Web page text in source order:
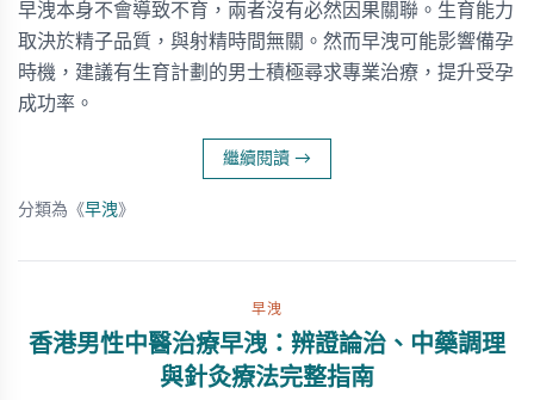
早洩本身不會導致不育，兩者沒有必然因果關聯。生育能力
取決於精子品質，與射精時間無關。然而早洩可能影響備孕
時機，建議有生育計劃的男士積極尋求專業治療，提升受孕
成功率。
繼續閱讀 →
分類為《早洩》
早洩
香港男性中醫治療早洩：辨證論治、中藥調理
與針灸療法完整指南